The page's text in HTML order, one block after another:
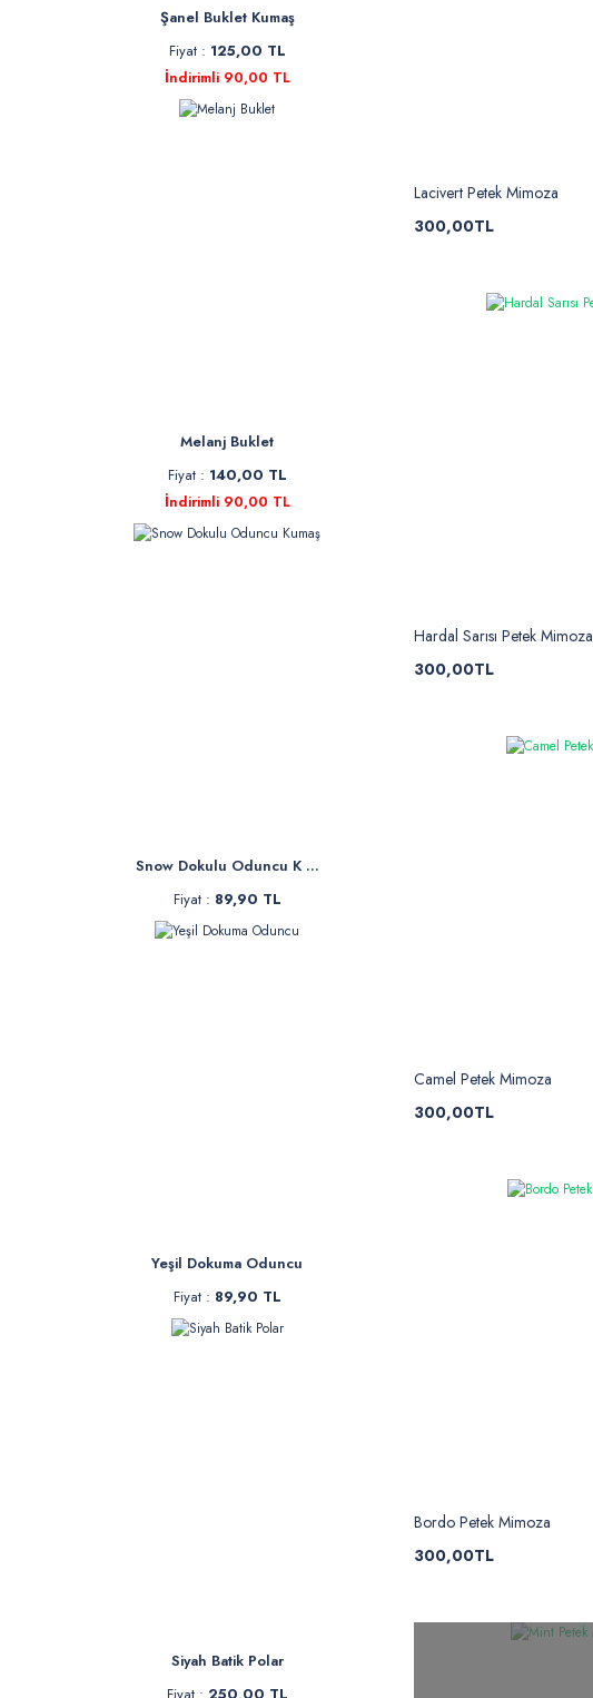
Şanel Buklet Kumaş
Fiyat : 125,00 TL
İndirimli 90,00 TL
Melanj Buklet
Fiyat : 140,00 TL
İndirimli 90,00 TL
Snow Dokulu Oduncu K ...
Fiyat : 89,90 TL
Yeşil Dokuma Oduncu
Fiyat : 89,90 TL
Siyah Batik Polar
Lacivert Petek Mimoza
300,00TL
Hardal Sarısı Petek Mimoza
300,00TL
Camel Petek Mimoza
300,00TL
Bordo Petek Mimoza
300,00TL